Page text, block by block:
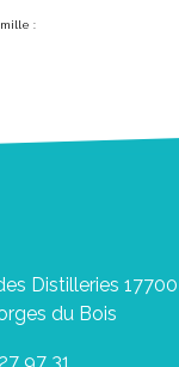
:
Distilleries 17700
du Bois
97 31